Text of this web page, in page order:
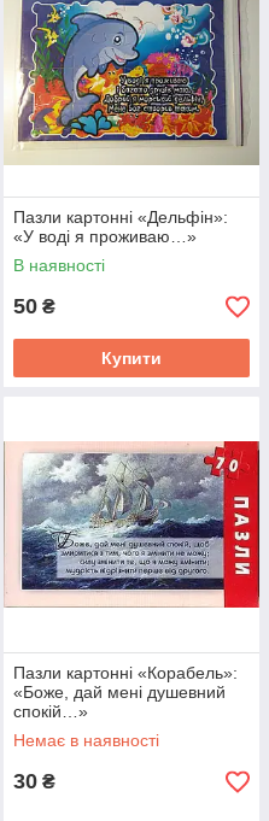
Пазли картонні «Дельфін»:
«У воді я проживаю…»
В наявності
50 ₴
Купити
Пазли картонні «Корабель»:
«Боже, дай мені душевний
спокій…»
Немає в наявності
30 ₴